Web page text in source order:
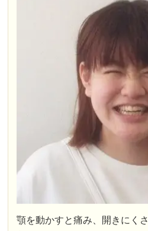
顎を動かすと痛み、開きにくさ